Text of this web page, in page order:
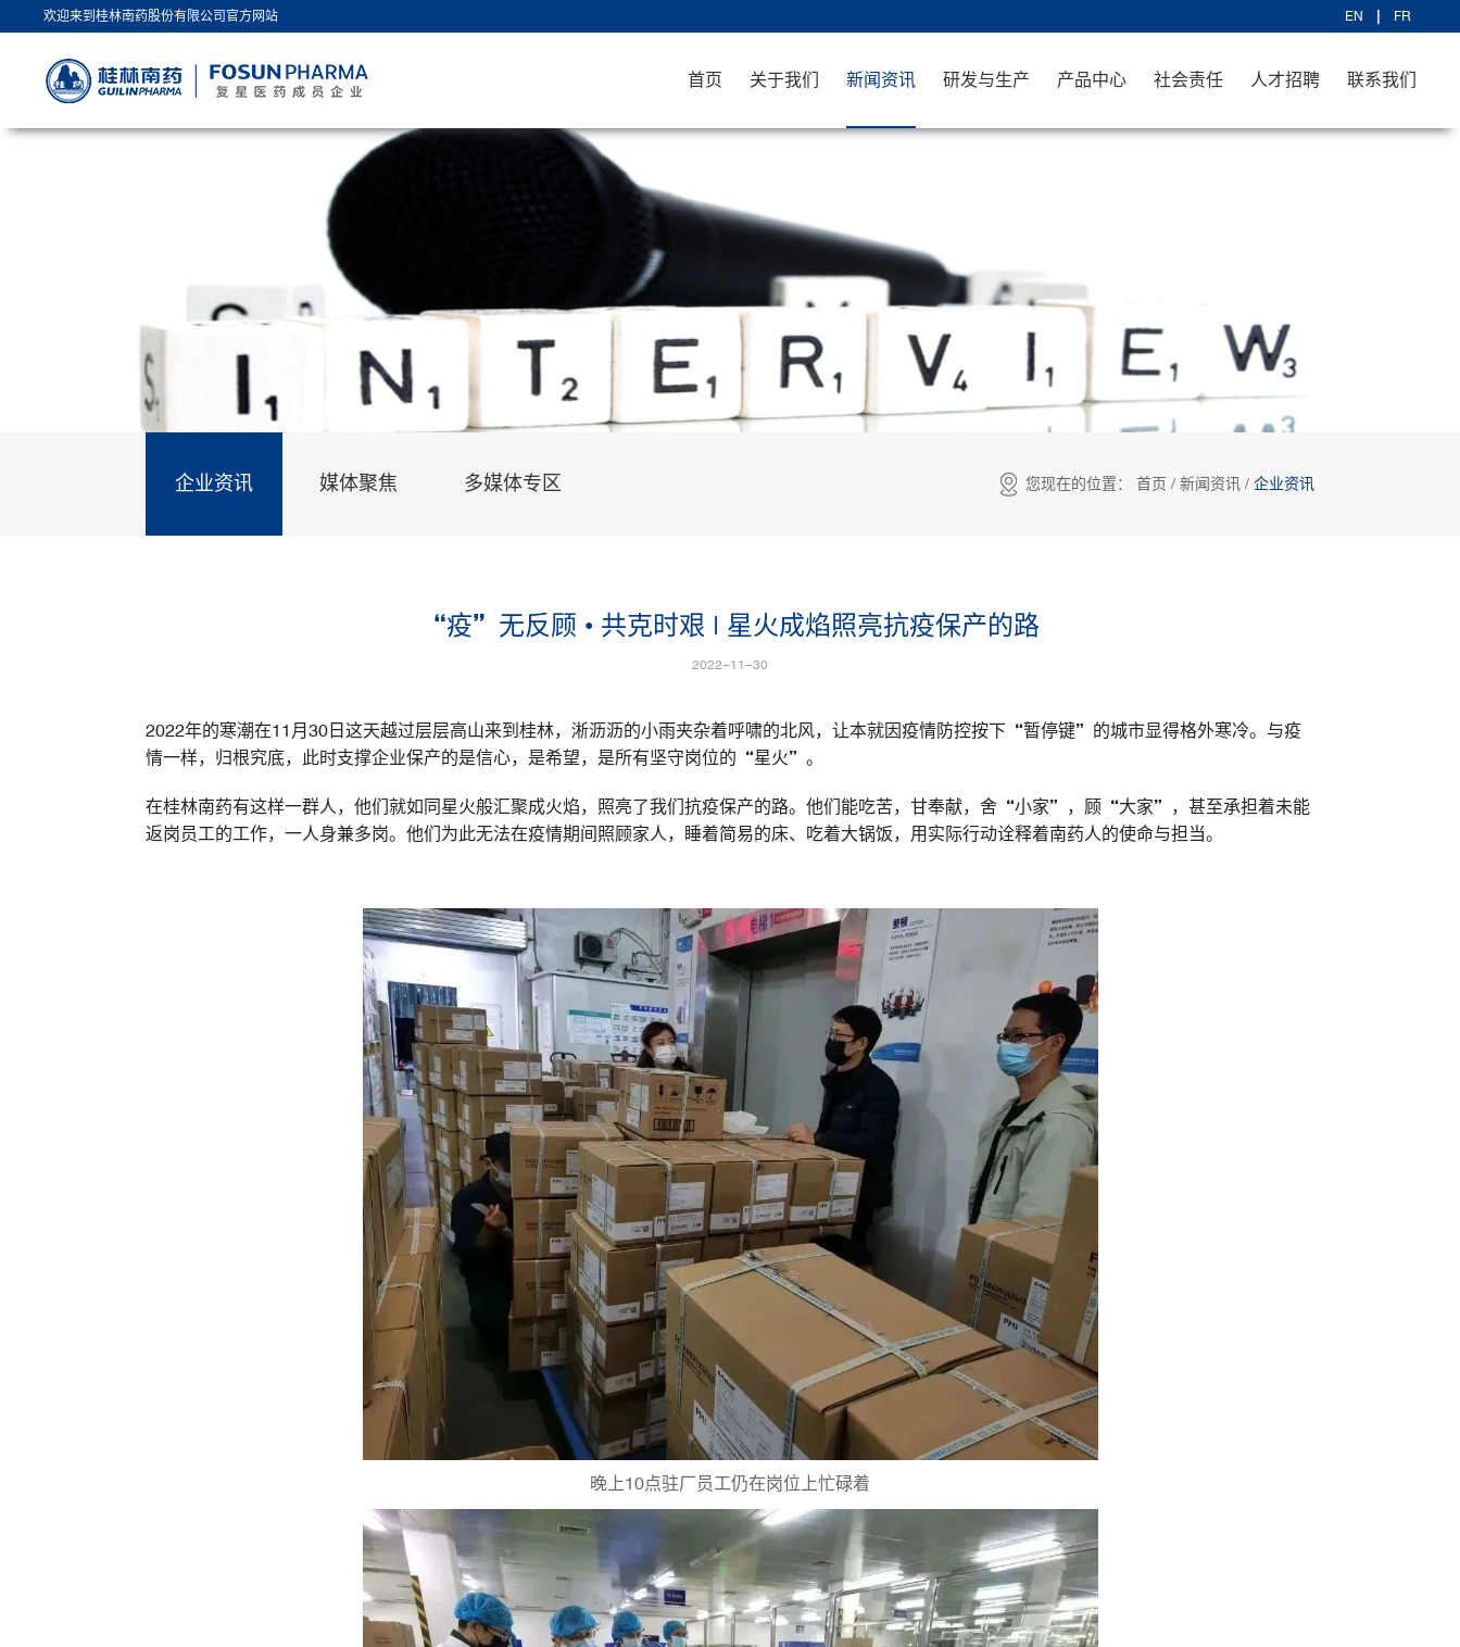
欢迎来到桂林南药股份有限公司官方网站 EN FR
首页 关于我们 新闻资讯 研发与生产 产品中心 社会责任 人才招聘 联系我们
企业资讯 媒体聚焦 多媒体专区 您现在的位置： 首页 / 新闻资讯 / 企业资讯
“疫”无反顾 • 共克时艰 | 星火成焰照亮抗疫保产的路
2022-11-30
2022年的寒潮在11月30日这天越过层层高山来到桂林，淅沥沥的小雨夹杂着呼啸的北风，让本就因疫情防控按下“暂停键”的城市显得格外寒冷。与疫
情一样，归根究底，此时支撑企业保产的是信心，是希望，是所有坚守岗位的“星火”。
在桂林南药有这样一群人，他们就如同星火般汇聚成火焰，照亮了我们抗疫保产的路。他们能吃苦，甘奉献，舍“小家”，顾“大家”，甚至承担着未能
返岗员工的工作，一人身兼多岗。他们为此无法在疫情期间照顾家人，睡着简易的床、吃着大锅饭，用实际行动诠释着南药人的使命与担当。
晚上10点驻厂员工仍在岗位上忙碌着